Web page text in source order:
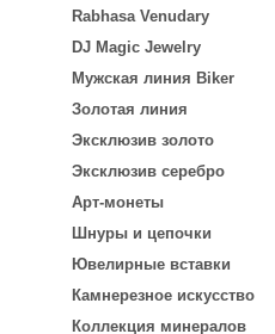
Rabhasa Venudary
DJ Magic Jewelry
Мужская линия Biker
Золотая линия
Эксклюзив золото
Эксклюзив серебро
Арт-монеты
Шнуры и цепочки
Ювелирные вставки
Камнерезное искусство
Коллекция минералов